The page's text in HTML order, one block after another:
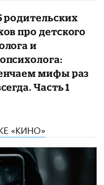
родительских
про детского
и
мифы раз
Часть 1
«КИНО»